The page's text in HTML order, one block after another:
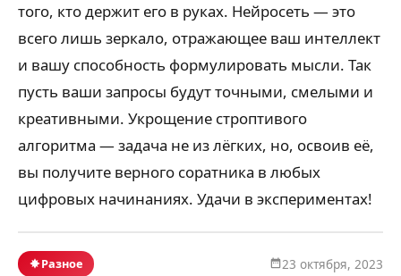
того, кто держит его в руках. Нейросеть — это
всего лишь зеркало, отражающее ваш интеллект
и вашу способность формулировать мысли. Так
пусть ваши запросы будут точными, смелыми и
креативными. Укрощение строптивого
алгоритма — задача не из лёгких, но, освоив её,
вы получите верного соратника в любых
цифровых начинаниях. Удачи в экспериментах!
Разное 23 октября, 2023